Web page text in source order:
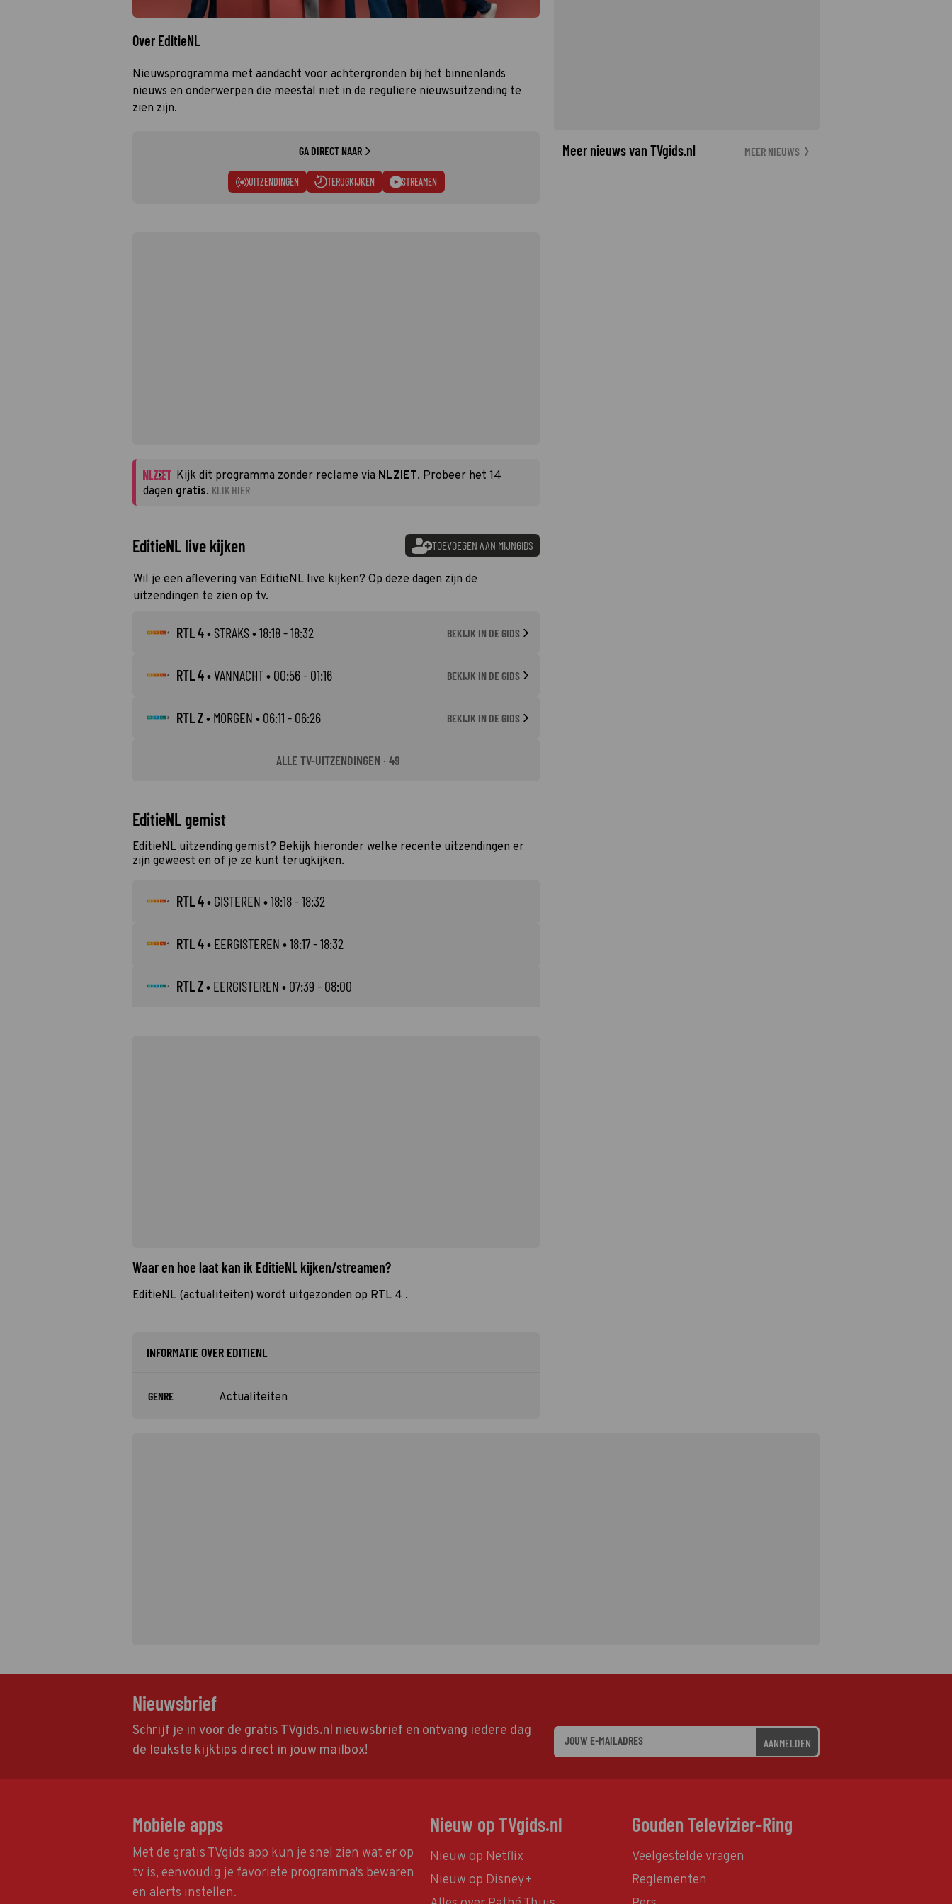
Over EditieNL
Nieuwsprogramma met aandacht voor achtergronden bij het binnenlands
nieuws en onderwerpen die meestal niet in de reguliere nieuwsuitzending te
zien zijn.
GA DIRECT NAAR
UITZENDINGEN TERUGKIJKEN STREAMEN
Kijk dit programma zonder reclame via NLZIET. Probeer het 14
dagen gratis. KLIK HIER
EditieNL live kijken TOEVOEGEN AAN MIJNGIDS
Wil je een aflevering van EditieNL live kijken? Op deze dagen zijn de
uitzendingen te zien op tv.
RTL 4• STRAKS• 18:18 - 18:32 BEKIJK IN DE GIDS
RTL 4•VANNACHT• 00:56 - 01:16 BEKIJK IN DE GIDS
RTL Z• MORGEN • 06:11 - 06:26 BEKIJK IN DE GIDS
ALLE TV-UITZENDINGEN · 49
EditieNL gemist
EditieNL uitzending gemist? Bekijk hieronder welke recente uitzendingen er
zijn geweest en of je ze kunt terugkijken.
RTL 4• GISTEREN • 18:18 - 18:32
RTL 4• EERGISTEREN • 18:17 - 18:32
RTL Z• EERGISTEREN • 07:39 - 08:00
Waar en hoe laat kan ik EditieNL kijken/streamen?
EditieNL (actualiteiten) wordt uitgezonden op RTL 4 .
INFORMATIE OVER EDITIENL
GENRE Actualiteiten
Meer nieuws van TVgids.nl MEER NIEUWS
Nieuwsbrief
Schrijf je in voor de gratis TVgids.nl nieuwsbrief en ontvang iedere dag
de leukste kijktips direct in jouw mailbox!
AANMELDEN
Mobiele apps
Met de gratis TVgids app kun je snel zien wat er op
tv is, eenvoudig je favoriete programma's bewaren
en alerts instellen.
Nieuw op TVgids.nl
Nieuw op Netflix
Nieuw op Disney+
Gouden Televizier-Ring
Veelgestelde vragen
Reglementen